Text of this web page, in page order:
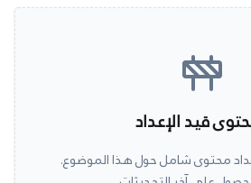
قيد الإعداد
محتوى شامل حول هذا الموضوع.